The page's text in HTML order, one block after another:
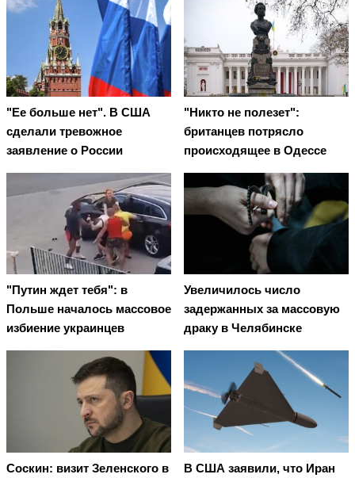
"Ее больше нет". В США
сделали тревожное
заявление о России
"Никто не полезет":
британцев потрясло
происходящее в Одессе
"Путин ждет тебя": в
Польше началось массовое
избиение украинцев
Увеличилось число
задержанных за массовую
драку в Челябинске
Соскин: визит Зеленского в В США заявили, что Иран